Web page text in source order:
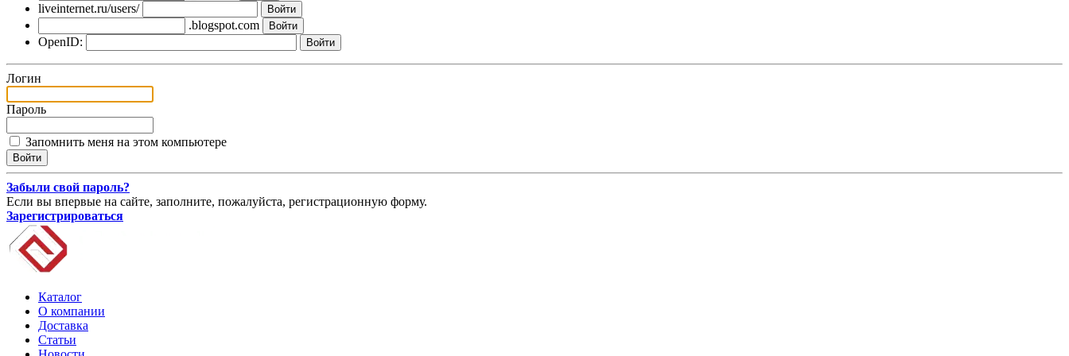
liveinternet.ru/users/
.blogspot.com
OpenID:
Логин
Пароль
Запомнить меня на этом компьютере
Забыли свой пароль?
Если вы впервые на сайте, заполните, пожалуйста, регистрационную форму.
Зарегистрироваться
Каталог
О компании
Доставка
Статьи